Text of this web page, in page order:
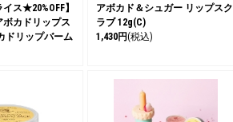
ス★20%OFF】
ボカドリップス
ドリップバーム
アボカド＆シュガー リップスク
ラブ 12g(C)
1,430円(税込)